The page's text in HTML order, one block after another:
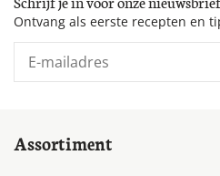
Ontvang als eerste recepten en
Assortiment